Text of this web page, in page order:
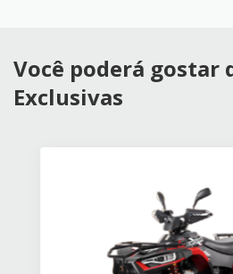
Você poderá gostar
Exclusivas